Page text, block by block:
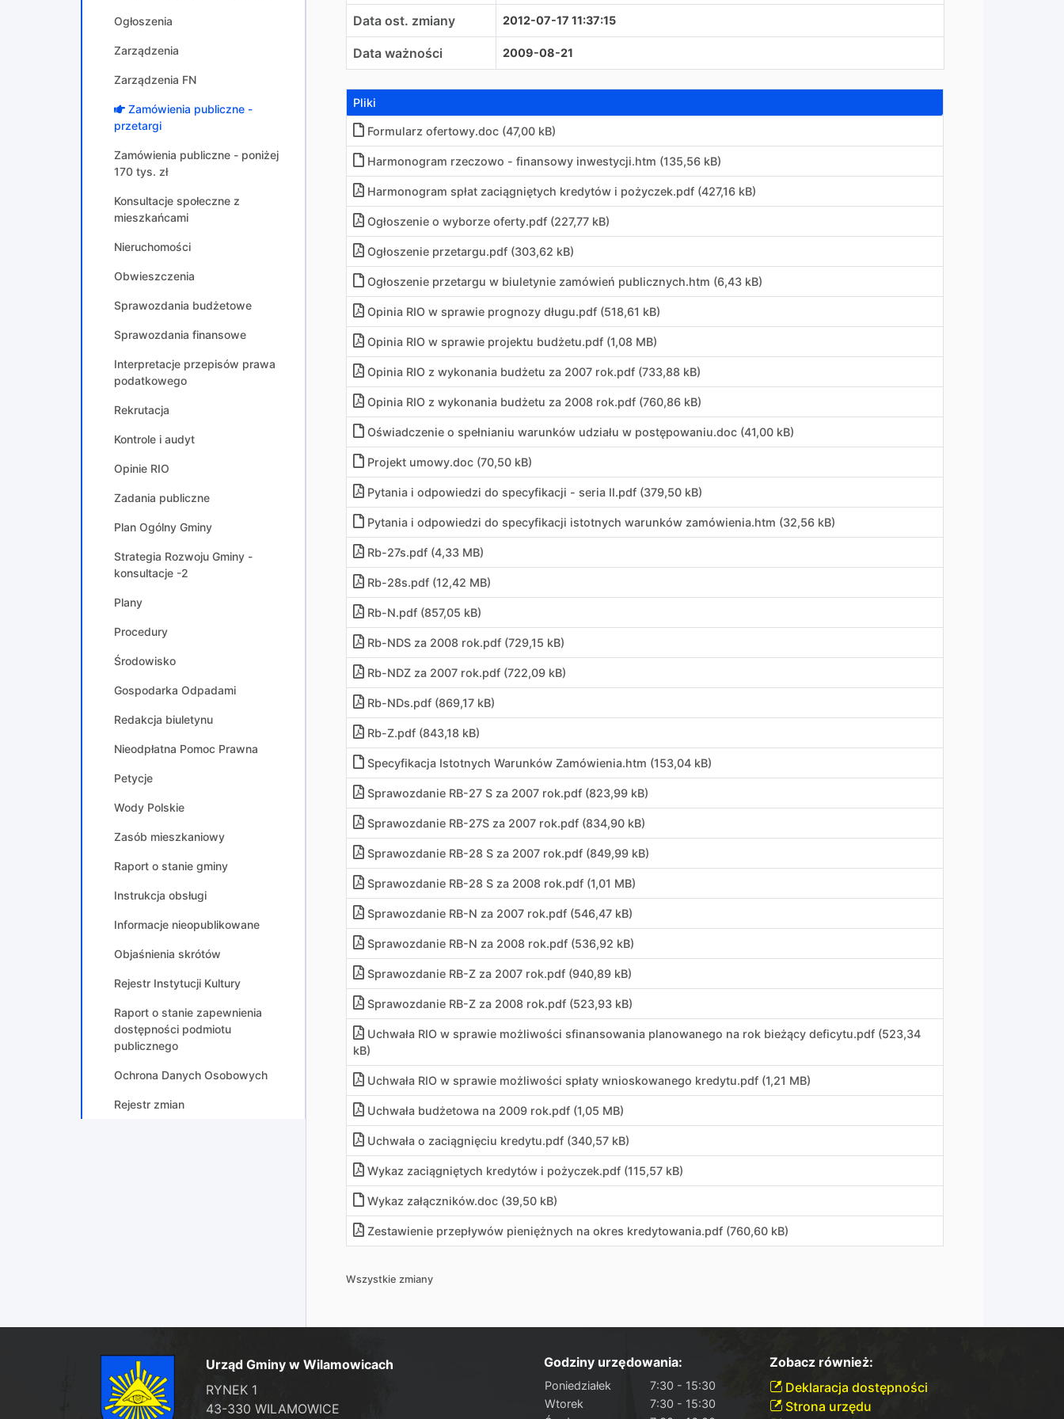
Ogłoszenia
Zarządzenia
Zarządzenia FN
Zamówienia publiczne -
przetargi
Zamówienia publiczne - poniżej
170 tys. zł
Konsultacje społeczne z
mieszkańcami
Nieruchomości
Obwieszczenia
Sprawozdania budżetowe
Sprawozdania finansowe
Interpretacje przepisów prawa
podatkowego
Rekrutacja
Kontrole i audyt
Opinie RIO
Zadania publiczne
Plan Ogólny Gminy
Strategia Rozwoju Gminy -
konsultacje -2
Plany
Procedury
Środowisko
Gospodarka Odpadami
Redakcja biuletynu
Nieodpłatna Pomoc Prawna
Petycje
Wody Polskie
Zasób mieszkaniowy
Raport o stanie gminy
Instrukcja obsługi
Informacje nieopublikowane
Objaśnienia skrótów
Rejestr Instytucji Kultury
Raport o stanie zapewnienia
dostępności podmiotu
publicznego
Ochrona Danych Osobowych
Rejestr zmian
Data ost. zmiany 2012-07-17 11:37:15
Data ważności 2009-08-21
Pliki
Formularz ofertowy.doc (47,00 kB)
Harmonogram rzeczowo - finansowy inwestycji.htm (135,56 kB)
Harmonogram spłat zaciągniętych kredytów i pożyczek.pdf (427,16 kB)
Ogłoszenie o wyborze oferty.pdf (227,77 kB)
Ogłoszenie przetargu.pdf (303,62 kB)
Ogłoszenie przetargu w biuletynie zamówień publicznych.htm (6,43 kB)
Opinia RIO w sprawie prognozy długu.pdf (518,61 kB)
Opinia RIO w sprawie projektu budżetu.pdf (1,08 MB)
Opinia RIO z wykonania budżetu za 2007 rok.pdf (733,88 kB)
Opinia RIO z wykonania budżetu za 2008 rok.pdf (760,86 kB)
Oświadczenie o spełnianiu warunków udziału w postępowaniu.doc (41,00 kB)
Projekt umowy.doc (70,50 kB)
Pytania i odpowiedzi do specyfikacji - seria II.pdf (379,50 kB)
Pytania i odpowiedzi do specyfikacji istotnych warunków zamówienia.htm (32,56 kB)
Rb-27s.pdf (4,33 MB)
Rb-28s.pdf (12,42 MB)
Rb-N.pdf (857,05 kB)
Rb-NDS za 2008 rok.pdf (729,15 kB)
Rb-NDZ za 2007 rok.pdf (722,09 kB)
Rb-NDs.pdf (869,17 kB)
Rb-Z.pdf (843,18 kB)
Specyfikacja Istotnych Warunków Zamówienia.htm (153,04 kB)
Sprawozdanie RB-27 S za 2007 rok.pdf (823,99 kB)
Sprawozdanie RB-27S za 2007 rok.pdf (834,90 kB)
Sprawozdanie RB-28 S za 2007 rok.pdf (849,99 kB)
Sprawozdanie RB-28 S za 2008 rok.pdf (1,01 MB)
Sprawozdanie RB-N za 2007 rok.pdf (546,47 kB)
Sprawozdanie RB-N za 2008 rok.pdf (536,92 kB)
Sprawozdanie RB-Z za 2007 rok.pdf (940,89 kB)
Sprawozdanie RB-Z za 2008 rok.pdf (523,93 kB)
Uchwała RIO w sprawie możliwości sfinansowania planowanego na rok bieżący deficytu.pdf (523,34
kB)
Uchwała RIO w sprawie możliwości spłaty wnioskowanego kredytu.pdf (1,21 MB)
Uchwała budżetowa na 2009 rok.pdf (1,05 MB)
Uchwała o zaciągnięciu kredytu.pdf (340,57 kB)
Wykaz zaciągniętych kredytów i pożyczek.pdf (115,57 kB)
Wykaz załączników.doc (39,50 kB)
Zestawienie przepływów pieniężnych na okres kredytowania.pdf (760,60 kB)
Wszystkie zmiany
Urząd Gminy w Wilamowicach
RYNEK 1
43-330 WILAMOWICE
Godziny urzędowania:
Poniedziałek
7:30 - 15:30
Wtorek
7:30 - 15:30
Zobacz również:
Deklaracja dostępności
Strona urzędu